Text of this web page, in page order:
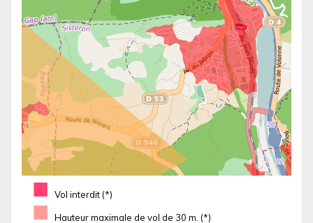
■ Vol interdit (*)
■ Hauteur maximale de vol de 30 m. (*)